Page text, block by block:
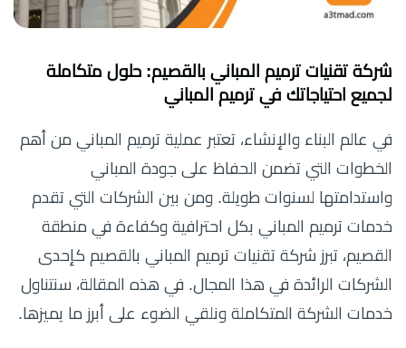
شركة تقنيات ترميم المباني بالقصيم: حلول متكاملة
لجميع احتياجاتك في ترميم المباني
في عالم البناء والإنشاء، تعتبر عملية ترميم المباني من أهم
الخطوات التي تضمن الحفاظ على جودة المباني
واستدامتها لسنوات طويلة. ومن بين الشركات التي تقدم
خدمات ترميم المباني بكل احترافية وكفاءة في منطقة
القصيم، تبرز شركة تقنيات ترميم المباني بالقصيم كإحدى
الشركات الرائدة في هذا المجال. في هذه المقالة، سنتناول
خدمات الشركة المتكاملة ونلقي الضوء على أبرز ما يميزها.